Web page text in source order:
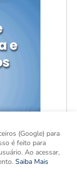
(Google) para
é feito para
Ao acessar,
Saiba Mais